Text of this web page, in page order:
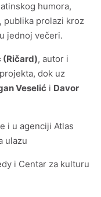
Gugića
rada CZK
humora,
publika prolazi kroz
jednoj večeri.
(Ričard), autor i
dok uz
Veselić i Davor
i u agenciji Atlas
ulazu
i Centar za kulturu